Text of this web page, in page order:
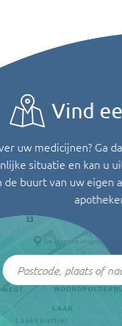
Vind
uw medicijnen? Ga
situatie en kan u
buurt van uw eigen